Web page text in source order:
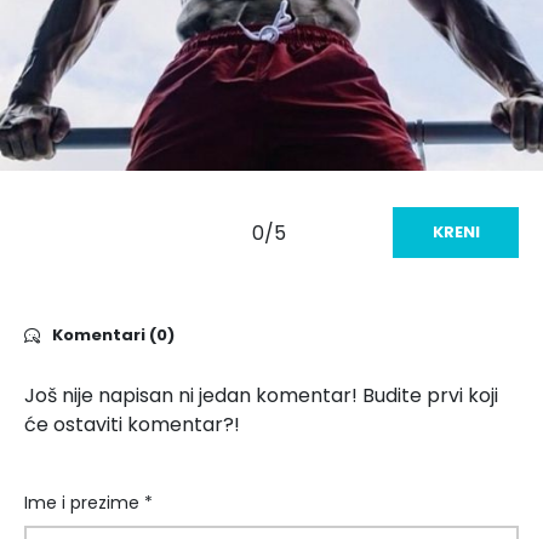
0/5 KRENI
Komentari (0)
Još nije napisan ni jedan komentar! Budite prvi koji
će ostaviti komentar?!
Ime i prezime *